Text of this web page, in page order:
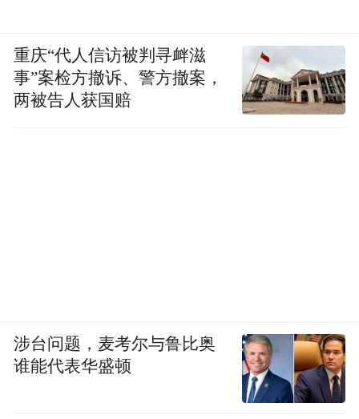
重庆“代人信访被判寻衅滋
事”案检方撤诉、警方撤案，
两被告人获国赔
涉台问题，麦考尔与鲁比奥
谁能代表华盛顿